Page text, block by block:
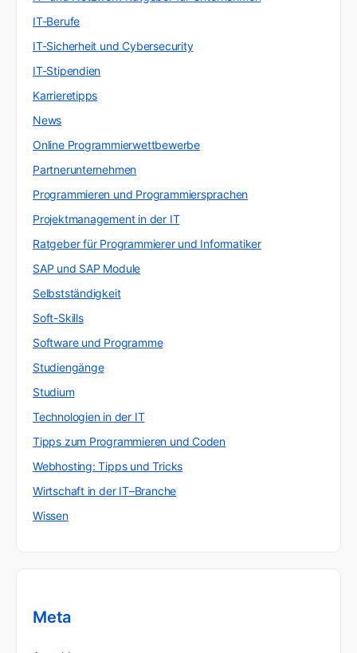
IT-Berufe
IT-Sicherheit und Cybersecurity
IT-Stipendien
Karrieretipps
News
Online Programmierwettbewerbe
Partnerunternehmen
Programmieren und Programmiersprachen
Projektmanagement in der IT
Ratgeber für Programmierer und Informatiker
SAP und SAP Module
Selbstständigkeit
Soft-Skills
Software und Programme
Studiengänge
Studium
Technologien in der IT
Tipps zum Programmieren und Coden
Webhosting: Tipps und Tricks
Wirtschaft in der IT–Branche
Wissen
Meta